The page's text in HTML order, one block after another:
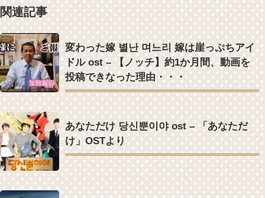
Powered by livedoor 相互RSS
YUCHUN ♥ LOVE 15 「成均館 5話」
[Fan MV]七日の王妃(7일의 왕비)OST – 정기고 (Junggigo) – 그리고 그
려도 (Miss You In My Heart)
俳優カン・ギヨン、突然の熱愛宣言…「キム秘書がなぜそうか」出演
で話題 Big News TV
Powered by livedoor 相互RSS
関連記事
変わった嫁 별난 며느리 嫁は崖っぷちアイ
ドル ost – 【ノッチ】約1か月間、動画を
投稿できなった理由・・・
あなただけ 당신뿐이야 ost – 「あなただ
け」OSTより